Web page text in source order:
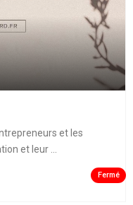
et les
et leur ...
Fermé